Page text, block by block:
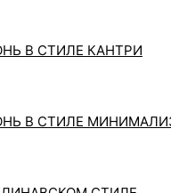
В СТИЛЕ КАНТРИ
В СТИЛЕ